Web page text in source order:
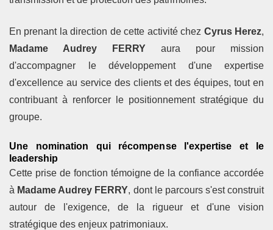
En prenant la direction de cette activité chez Cyrus Herez,
Madame Audrey FERRY
aura pour mission
d'accompagner le développement d'une expertise
d'excellence au service des clients et des équipes, tout en
contribuant à renforcer le positionnement stratégique du
groupe.
Une nomination qui récompense l'expertise et le
leadership
Cette prise de fonction témoigne de la confiance accordée
à Madame Audrey FERRY, dont le parcours s'est construit
autour de l'exigence, de la rigueur et d'une vision
stratégique des enjeux patrimoniaux.